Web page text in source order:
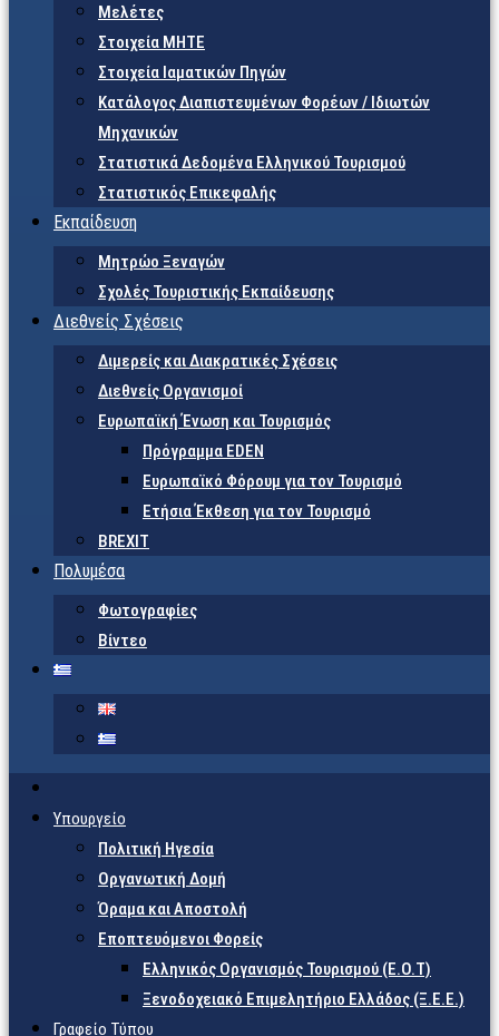
Μελέτες
Στοιχεία ΜΗΤΕ
Στοιχεία Ιαματικών Πηγών
Κατάλογος Διαπιστευμένων Φορέων / Ιδιωτών
Μηχανικών
Στατιστικά Δεδομένα Ελληνικού Τουρισμού
Στατιστικός Επικεφαλής
Εκπαίδευση
Μητρώο Ξεναγών
Σχολές Τουριστικής Εκπαίδευσης
Διεθνείς Σχέσεις
Διμερείς και Διακρατικές Σχέσεις
Διεθνείς Οργανισμοί
Ευρωπαϊκή Ένωση και Τουρισμός
Πρόγραμμα EDEN
Ευρωπαϊκό Φόρουμ για τον Τουρισμό
Ετήσια Έκθεση για τον Τουρισμό
BREXIT
Πολυμέσα
Φωτογραφίες
Βίντεο
Υπουργείο
Πολιτική Ηγεσία
Οργανωτική Δομή
Όραμα και Αποστολή
Εποπτευόμενοι Φορείς
Eλληνικός Οργανισμός Τουρισμού (Ε.Ο.Τ)
Ξενοδοχειακό Επιμελητήριο Ελλάδος (Ξ.Ε.Ε.)
Γραφείο Τύπου